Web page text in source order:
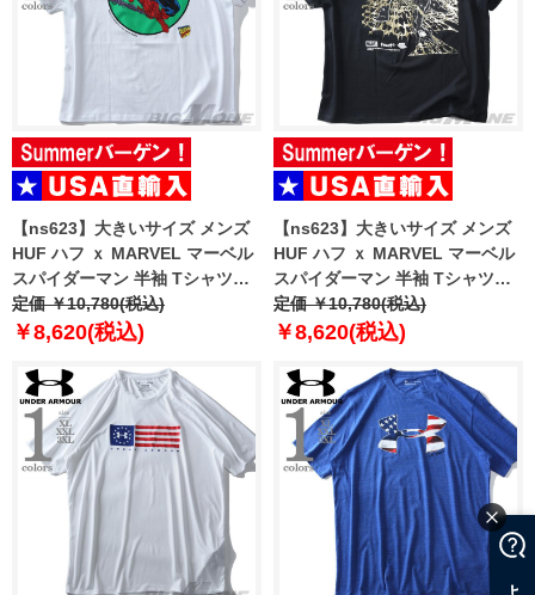
【ns623】大きいサイズ メンズ
HUF ハフ ｘ MARVEL マーベル
スパイダーマン 半袖 Tシャツ
SPIDER-MAN THREE
HUNDRED TEE USA直輸入
定価 ￥10,780(税込)
￥8,620(税込)
【ns623】大きいサイズ メンズ
HUF ハフ ｘ MARVEL マーベル
スパイダーマン 半袖 Tシャツ
SPIDER-MAN ARACHKNIGHT
GOLD TEE USA直輸入 ts02728
定価 ￥10,780(税込)
￥8,620(税込)